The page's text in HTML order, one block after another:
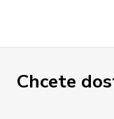
Chcete